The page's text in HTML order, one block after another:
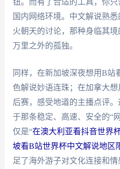
国内网络环境。中文解说熟
火朝天的讨论，那种身临其
万里之外的孤独。
同样，在新加坡深夜想用B站
色解说妙语连珠；在加拿大
后赛，感受地道的主播点评
于那条稳定、高速、安全的“
仅是“在澳大利亚看抖音世界
坡看B站世界杯中文解说地区
足了海外游子对文化连接和情